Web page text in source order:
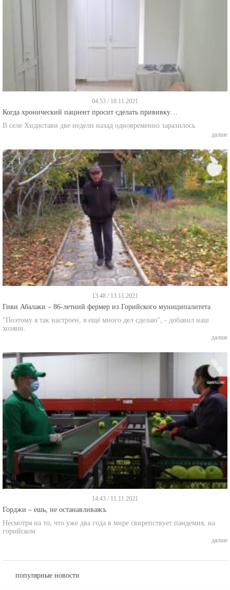
04:53 / 18.11.2021
Когда хронический пациент просит сделать прививку…
В селе Хидистави две недели назад одновременно заразилось
далше
13:48 / 13.11.2021
Гиви Абалаки – 86-летний фермер из Горийского муниципалитета
"Поэтому я так настроен, я ещё много дел сделаю", - добавил наш
хозяин.
далше
14:43 / 11.11.2021
Горджи – ешь, не останавливаясь
Несмотря на то, что уже два года в мире свирепствует пандемия, на
горийском
далше
популярные новости